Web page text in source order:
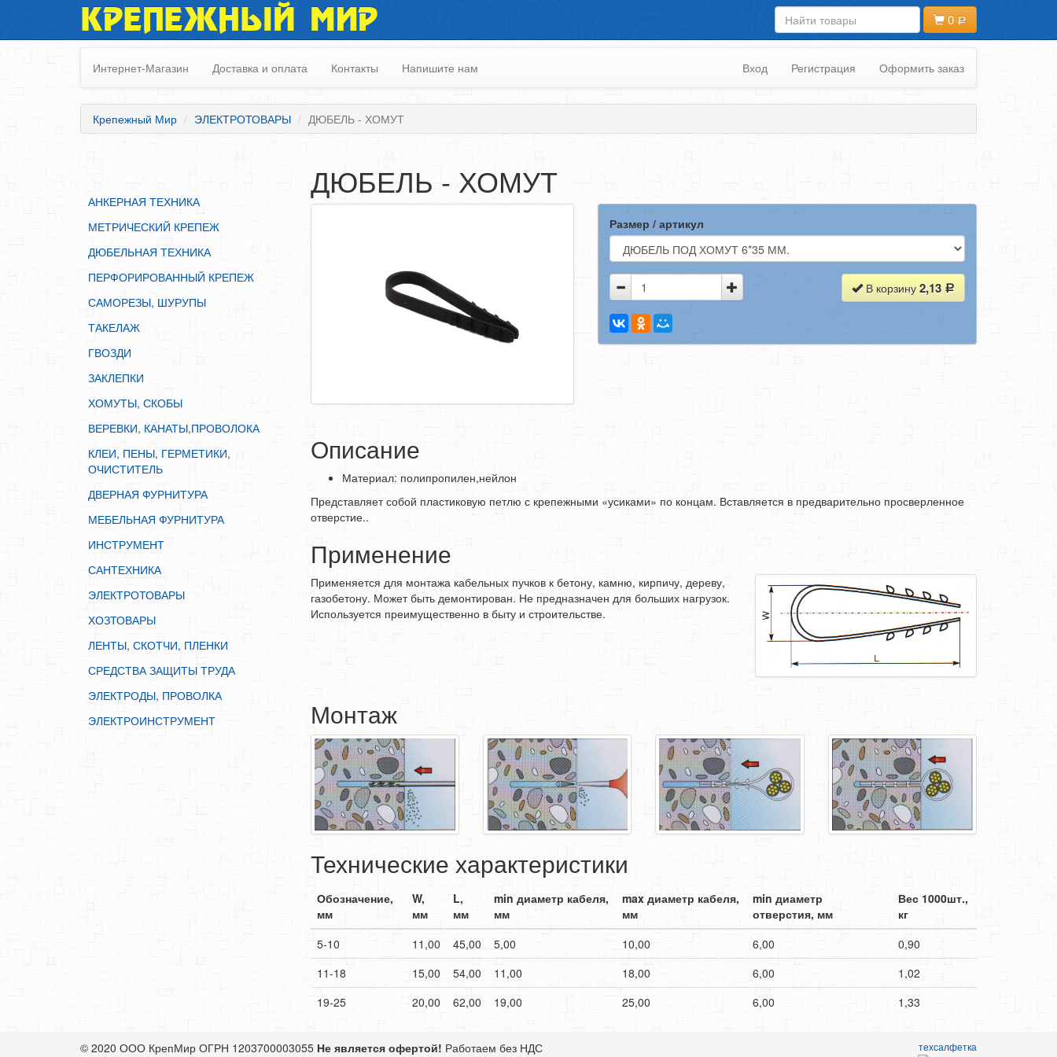
АНКЕРНАЯ ТЕХНИКА
МЕТРИЧЕСКИЙ КРЕПЕЖ
ДЮБЕЛЬНАЯ ТЕХНИКА
ПЕРФОРИРОВАННЫЙ КРЕПЕЖ
САМОРЕЗЫ, ШУРУПЫ
ЗАКЛЕПКИ
ХОМУТЫ, СКОБЫ
ВЕРЕВКИ, КАНАТЫ,ПРОВОЛОКА
КЛЕИ, ПЕНЫ, ГЕРМЕТИКИ, ОЧИСТИТЕЛЬ
ДВЕРНАЯ ФУРНИТУРА
МЕБЕЛЬНАЯ ФУРНИТУРА
ИНСТРУМЕНТ
САНТЕХНИКА
ЭЛЕКТРОТОВАРЫ
ХОЗТОВАРЫ
ЛЕНТЫ, СКОТЧИ, ПЛЕНКИ
СРЕДСТВА ЗАЩИТЫ ТРУДА
ЭЛЕКТРОДЫ, ПРОВОЛКА
КРЕПЕЖНЫЙ МИР 0
Интернет-Магазин Доставка и оплата Контакты Напишите нам Вход Регистрация Оформить заказ
Крепежный Мир ЭЛЕКТРОТОВАРЫ ДЮБЕЛЬ - ХОМУТ
АНКЕРНАЯ ТЕХНИКА
МЕТРИЧЕСКИЙ КРЕПЕЖ
ДЮБЕЛЬНАЯ ТЕХНИКА
ПЕРФОРИРОВАННЫЙ КРЕПЕЖ
САМОРЕЗЫ, ШУРУПЫ
ТАКЕЛАЖ
ГВОЗДИ
ЗАКЛЕПКИ
ХОМУТЫ, СКОБЫ
ВЕРЕВКИ, КАНАТЫ,ПРОВОЛОКА
КЛЕИ, ПЕНЫ, ГЕРМЕТИКИ,
ОЧИСТИТЕЛЬ
ДВЕРНАЯ ФУРНИТУРА
МЕБЕЛЬНАЯ ФУРНИТУРА
ИНСТРУМЕНТ
САНТЕХНИКА
ЭЛЕКТРОТОВАРЫ
ХОЗТОВАРЫ
ЛЕНТЫ, СКОТЧИ, ПЛЕНКИ
СРЕДСТВА ЗАЩИТЫ ТРУДА
ЭЛЕКТРОДЫ, ПРОВОЛКА
ЭЛЕКТРОИНСТРУМЕНТ
ДЮБЕЛЬ - ХОМУТ
Размер / артикул
В корзину 2,13
Описание
Материал: полипропилен,нейлон
Представляет собой пластиковую петлю с крепежными «усиками» по концам. Вставляется в предварительно просверленное
отверстие..
Применение
Применяется для монтажа ка­бельных пучков к бетону, камню, кирпичу, дереву,
газобетону. Может быть демонтирован. Не предназначен для больших нагрузок.
Используется преимущественно в быту и строительстве.
Монтаж
Технические характеристики
Обозначение,
мм
W,
мм
L,
мм
min диаметр кабеля,
мм
max диаметр кабеля,
мм
min диаметр
отверстия, мм
Вес 1000шт.,
кг
5-10
11,00 45,00 5,00 10,00 6,00
0,90
11-18
15,00 54,00 11,00 18,00 6,00
1,02
19-25
20,00 62,00 19,00 25,00 6,00 1,33
© 2020 ООО КрепМир ОГРН 1203700003055 Не является офертой! Работаем без НДС
техсалфетка